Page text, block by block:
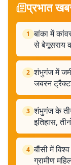
प्रभात
1 बांका में
से बेगूसराय
2 शंभुगंज में
जबरन
3 शंभुगंज के
इतिहास,
4 बौंसी में
ग्रामीण